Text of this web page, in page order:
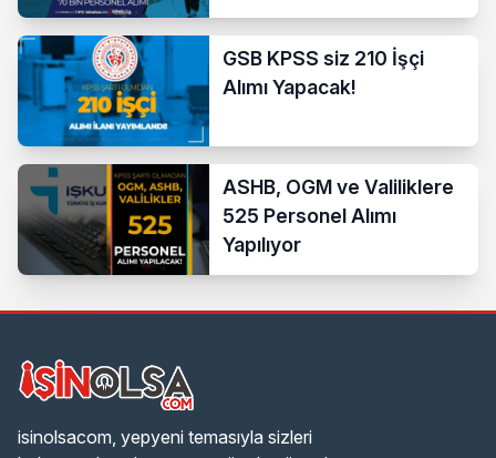
Başvurusu
GSB KPSS siz 210 İşçi
Alımı Yapacak!
ASHB, OGM ve Valiliklere
525 Personel Alımı
Yapılıyor
isinolsacom, yepyeni temasıyla sizleri